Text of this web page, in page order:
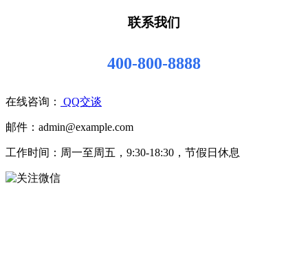
联系我们
400-800-8888
在线咨询： QQ交谈
邮件：admin@example.com
工作时间：周一至周五，9:30-18:30，节假日休息